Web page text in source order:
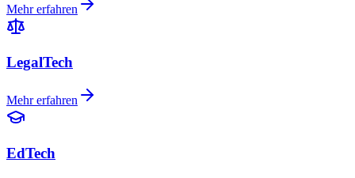
Mehr erfahren
LegalTech
Mehr erfahren
EdTech